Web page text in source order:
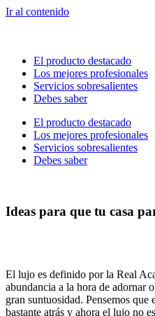
Ir al contenido
El producto destacado
Los mejores profesionales
Servicios sobresalientes
Debes saber
El producto destacado
Los mejores profesionales
Servicios sobresalientes
Debes saber
Ideas para que tu casa
El lujo es definido por la Real
abundancia a la hora de adornar
gran suntuosidad. Pensemos
bastante atrás y ahora el lujo no